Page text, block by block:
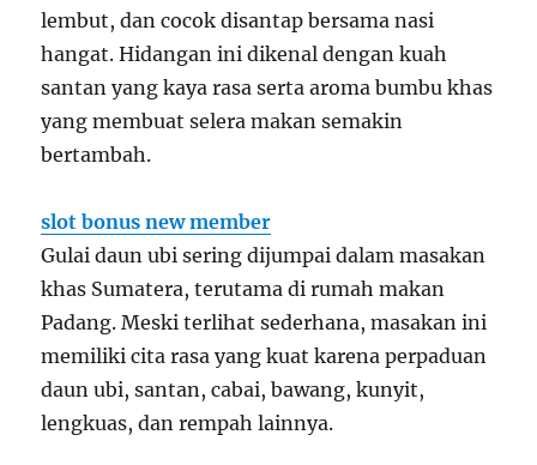
lembut, dan cocok disantap bersama nasi
hangat. Hidangan ini dikenal dengan kuah
santan yang kaya rasa serta aroma bumbu khas
yang membuat selera makan semakin
bertambah.
slot bonus new member
Gulai daun ubi sering dijumpai dalam masakan
khas Sumatera, terutama di rumah makan
Padang. Meski terlihat sederhana, masakan ini
memiliki cita rasa yang kuat karena perpaduan
daun ubi, santan, cabai, bawang, kunyit,
lengkuas, dan rempah lainnya.